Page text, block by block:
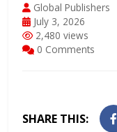
Global Publishers
July 3, 2026
2,480 views
0 Comments
SHARE THIS: